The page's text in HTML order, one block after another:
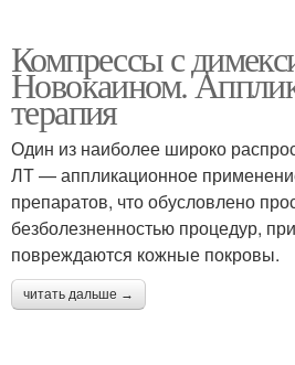
Компрессы с
Новокаином.
терапия
Один из наиболее широко
ЛТ — аппликационное
препаратов, что обусловлено
безболезненностью процедур,
повреждаются кожные покровы.
читать дальше →